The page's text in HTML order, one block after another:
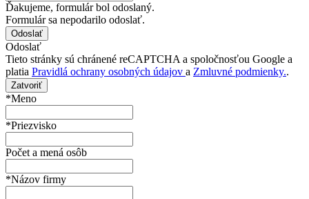
Ďakujeme, formulár bol odoslaný.
Formulár sa nepodarilo odoslať.
Odoslať
Tieto stránky sú chránené reCAPTCHA a spoločnosťou Google a
platia Pravidlá ochrany osobných údajov a Zmluvné podmienky..
Zatvoriť
*Meno
*Priezvisko
Počet a mená osôb
*Názov firmy